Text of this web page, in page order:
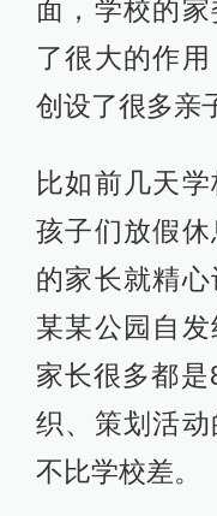
面，学校的
了很大的作用
创设了很多亲
比如前几天
孩子们放假
的家长就精
某某公园自
家长很多都
织、策划活
不比学校差。